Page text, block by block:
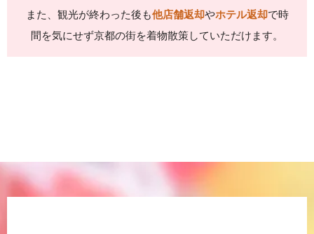
また、観光が終わった後も他店舗返却やホテル返却で時
間を気にせず京都の街を着物散策していただけます。